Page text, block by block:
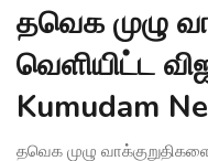
தவெக முழு
வெளியிட்ட
Kumudam
தவெக முழு